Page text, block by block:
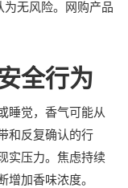
为无风险。网购产品
全行为
睡觉，香气可能从
和反复确认的行
实压力。焦虑持续
增加香味浓度。